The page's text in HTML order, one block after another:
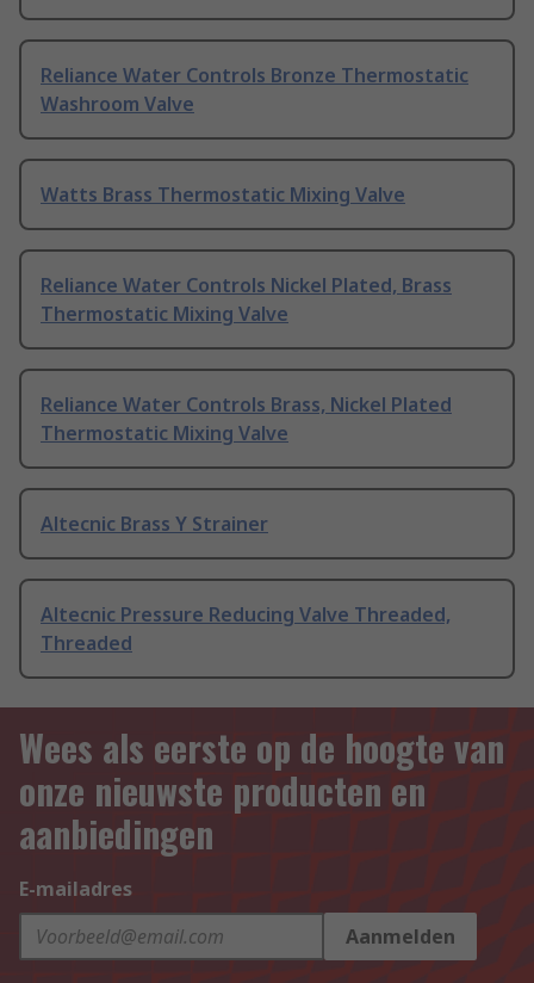
Reliance Water Controls Bronze Thermostatic
Washroom Valve
Watts Brass Thermostatic Mixing Valve
Reliance Water Controls Nickel Plated, Brass
Thermostatic Mixing Valve
Reliance Water Controls Brass, Nickel Plated
Thermostatic Mixing Valve
Altecnic Brass Y Strainer
Altecnic Pressure Reducing Valve Threaded,
Threaded
Wees als eerste op de hoogte van
onze nieuwste producten en
aanbiedingen
E-mailadres
Aanmelden